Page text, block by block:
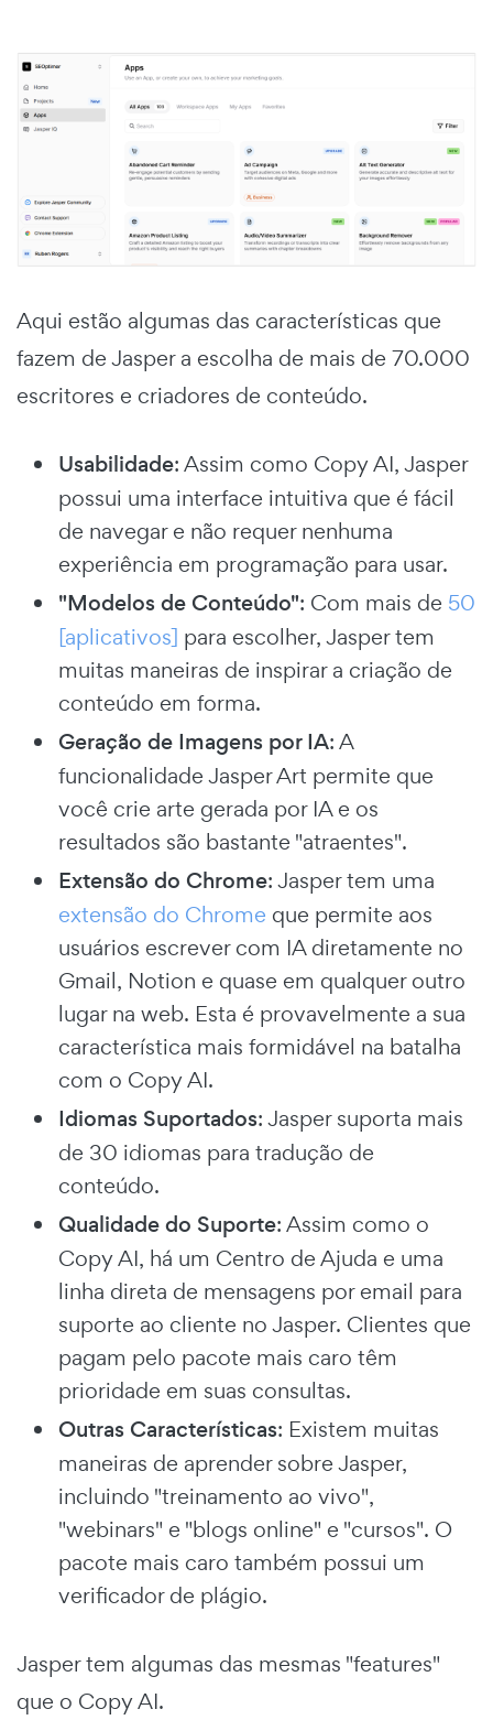
Aqui estão algumas das características que
fazem de Jasper a escolha de mais de 70.000
escritores e criadores de conteúdo.
Usabilidade: Assim como Copy AI, Jasper
possui uma interface intuitiva que é fácil
de navegar e não requer nenhuma
experiência em programação para usar.
"Modelos de Conteúdo": Com mais de 50
[aplicativos] para escolher, Jasper tem
muitas maneiras de inspirar a criação de
conteúdo em forma.
Geração de Imagens por IA: A
funcionalidade Jasper Art permite que
você crie arte gerada por IA e os
resultados são bastante "atraentes".
Extensão do Chrome: Jasper tem uma
extensão do Chrome que permite aos
usuários escrever com IA diretamente no
Gmail, Notion e quase em qualquer outro
lugar na web. Esta é provavelmente a sua
característica mais formidável na batalha
com o Copy AI.
Idiomas Suportados: Jasper suporta mais
de 30 idiomas para tradução de
conteúdo.
Qualidade do Suporte: Assim como o
Copy AI, há um Centro de Ajuda e uma
linha direta de mensagens por email para
suporte ao cliente no Jasper. Clientes que
pagam pelo pacote mais caro têm
prioridade em suas consultas.
Outras Características: Existem muitas
maneiras de aprender sobre Jasper,
incluindo "treinamento ao vivo",
"webinars" e "blogs online" e "cursos". O
pacote mais caro também possui um
verificador de plágio.
Jasper tem algumas das mesmas "features"
que o Copy AI.